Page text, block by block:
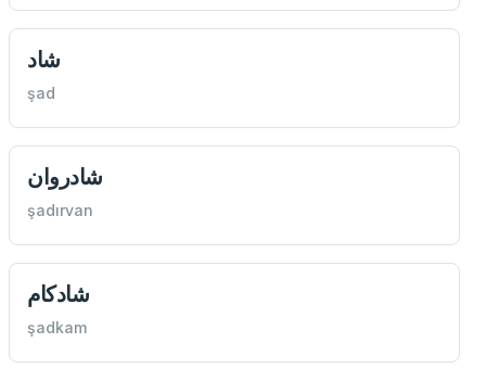
شاد
şad
شادروان
şadırvan
شادكام
şadkam